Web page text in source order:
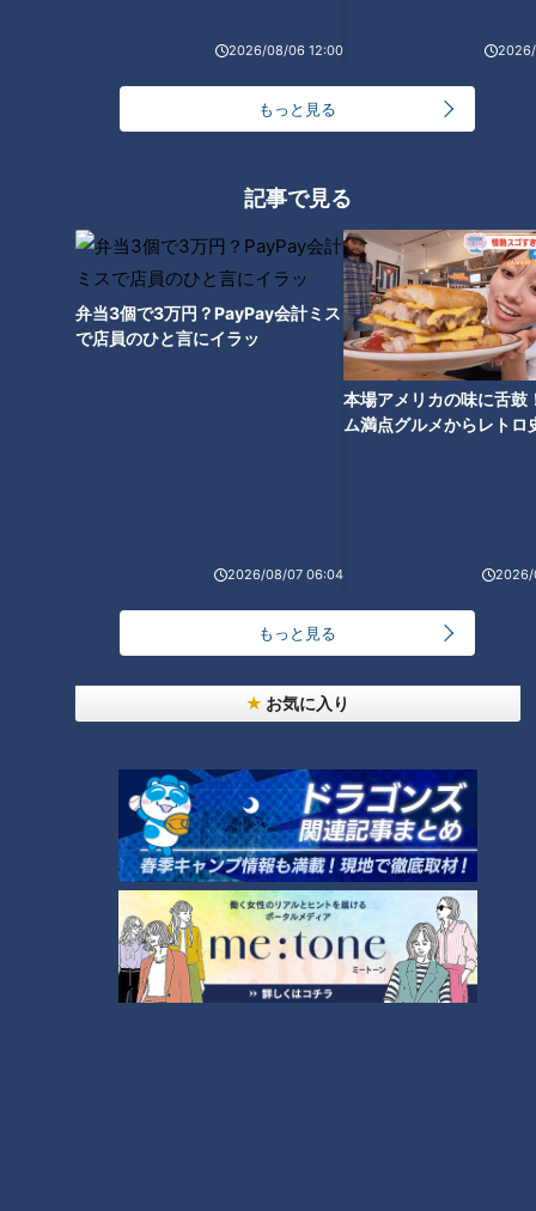
2026/08/06 12:00
もっと見る
記事で見る
弁当3個で3万円？PayPay会計ミス
で店員のひと言にイラッ
2026/08/07 06:04
本場アメリカの味に舌鼓
ム満点グルメからレトロ
2026/
もっと見る
お気に入り
窓からは四季折々の景色が眺められます。
泉質は軽くぬめりがあり、しっとりしたお肌になることか
平日は1日3組限定で、貸し切り温泉に懐石料理のランチがつ
いて6,600円とかなりお値打ちなプランもありますよ。※要予
みなさんも、贅沢な空間で癒されてみてはいかがですか?
<店舗情報>
※ 新型コロナウィルスによる臨時休業や、営業時間短縮の可能
性があります。詳細は店舗へ確認ください。
冬の味覚の王者を堪能！開発
100周年の美肌の湯
日本一熱い！150度のサウナ・
三重県四日市市「玉の湯」